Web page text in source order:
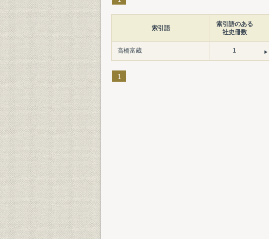
索引語
索引語のある
社史冊数
高橋富蔵 1
1